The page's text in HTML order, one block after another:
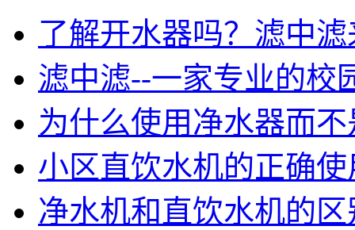
了解开水器吗？滤中
滤中滤--一家专业的校
为什么使用净水器而
小区直饮水机的正确
净水机和直饮水机的